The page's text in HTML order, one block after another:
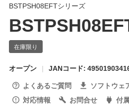
BSTPSH08EFTシリーズ
オープン
JANコード:
よくあるご質問
ソフトウェ
対応情報
お問合せ 付